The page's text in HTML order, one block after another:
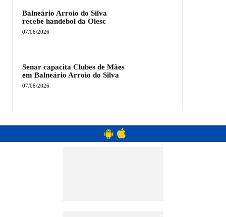
Balneário Arroio do Silva
recebe handebol da Olesc
07/08/2026
Senar capacita Clubes de Mães
em Balneário Arroio do Silva
07/08/2026